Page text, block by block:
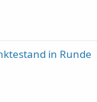
in Runde